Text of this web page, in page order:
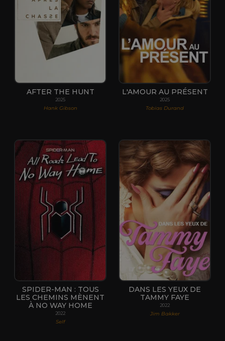
AFTER THE HUNT
2025
Hank Gibson
L'AMOUR AU PRÉSENT
2025
Tobias Durand
SPIDER-MAN : TOUS
LES CHEMINS MÈNENT
À NO WAY HOME
2022
Self
DANS LES YEUX DE
TAMMY FAYE
2022
Jim Bakker